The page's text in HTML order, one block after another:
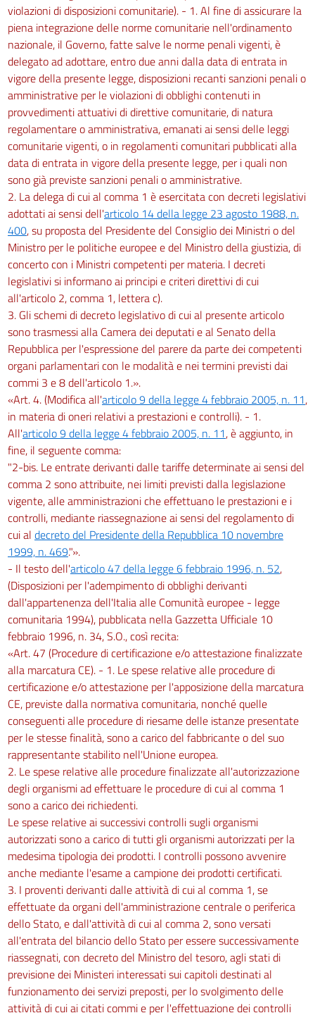
violazioni di disposizioni comunitarie). - 1. Al fine di assicurare la
piena integrazione delle norme comunitarie nell'ordinamento
nazionale, il Governo, fatte salve le norme penali vigenti, è
delegato ad adottare, entro due anni dalla data di entrata in
vigore della presente legge, disposizioni recanti sanzioni penali o
amministrative per le violazioni di obblighi contenuti in
provvedimenti attuativi di direttive comunitarie, di natura
regolamentare o amministrativa, emanati ai sensi delle leggi
comunitarie vigenti, o in regolamenti comunitari pubblicati alla
data di entrata in vigore della presente legge, per i quali non
sono già previste sanzioni penali o amministrative.
2. La delega di cui al comma 1 è esercitata con decreti legislativi
adottati ai sensi dell'articolo 14 della legge 23 agosto 1988, n.
400, su proposta del Presidente del Consiglio dei Ministri o del
Ministro per le politiche europee e del Ministro della giustizia, di
concerto con i Ministri competenti per materia. I decreti
legislativi si informano ai principi e criteri direttivi di cui
all'articolo 2, comma 1, lettera c).
3. Gli schemi di decreto legislativo di cui al presente articolo
sono trasmessi alla Camera dei deputati e al Senato della
Repubblica per l'espressione del parere da parte dei competenti
organi parlamentari con le modalità e nei termini previsti dai
commi 3 e 8 dell'articolo 1.».
«Art. 4. (Modifica all'articolo 9 della legge 4 febbraio 2005, n. 11,
in materia di oneri relativi a prestazioni e controlli). - 1.
All'articolo 9 della legge 4 febbraio 2005, n. 11, è aggiunto, in
fine, il seguente comma:
"2-bis. Le entrate derivanti dalle tariffe determinate ai sensi del
comma 2 sono attribuite, nei limiti previsti dalla legislazione
vigente, alle amministrazioni che effettuano le prestazioni e i
controlli, mediante riassegnazione ai sensi del regolamento di
cui al decreto del Presidente della Repubblica 10 novembre
1999, n. 469."».
- Il testo dell'articolo 47 della legge 6 febbraio 1996, n. 52,
(Disposizioni per l'adempimento di obblighi derivanti
dall'appartenenza dell'Italia alle Comunità europee - legge
comunitaria 1994), pubblicata nella Gazzetta Ufficiale 10
febbraio 1996, n. 34, S.O., così recita:
«Art. 47 (Procedure di certificazione e/o attestazione finalizzate
alla marcatura CE). - 1. Le spese relative alle procedure di
certificazione e/o attestazione per l'apposizione della marcatura
CE, previste dalla normativa comunitaria, nonché quelle
conseguenti alle procedure di riesame delle istanze presentate
per le stesse finalità, sono a carico del fabbricante o del suo
rappresentante stabilito nell'Unione europea.
2. Le spese relative alle procedure finalizzate all'autorizzazione
degli organismi ad effettuare le procedure di cui al comma 1
sono a carico dei richiedenti.
Le spese relative ai successivi controlli sugli organismi
autorizzati sono a carico di tutti gli organismi autorizzati per la
medesima tipologia dei prodotti. I controlli possono avvenire
anche mediante l'esame a campione dei prodotti certificati.
3. I proventi derivanti dalle attività di cui al comma 1, se
effettuate da organi dell'amministrazione centrale o periferica
dello Stato, e dall'attività di cui al comma 2, sono versati
all'entrata del bilancio dello Stato per essere successivamente
riassegnati, con decreto del Ministro del tesoro, agli stati di
previsione dei Ministeri interessati sui capitoli destinati al
funzionamento dei servizi preposti, per lo svolgimento delle
attività di cui ai citati commi e per l'effettuazione dei controlli